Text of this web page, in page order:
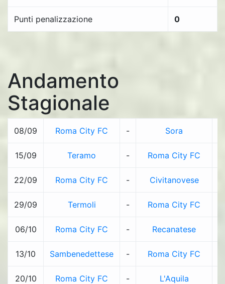
Punti penalizzazione 0
Andamento
Stagionale
08/09 Roma City FC - Sora
15/09 Teramo - Roma City FC
22/09 Roma City FC - Civitanovese
29/09 Termoli - Roma City FC
06/10 Roma City FC - Recanatese
13/10 Sambenedettese - Roma City FC
20/10 Roma City FC - L'Aquila